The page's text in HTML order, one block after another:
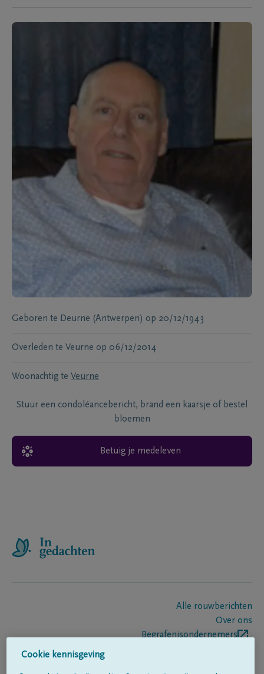
Geboren te Deurne (Antwerpen) op 20/12/1943
Overleden te Veurne op 06/12/2014
Woonachtig te Veurne
Stuur een condoléancebericht, brand een kaarsje of bestel
bloemen
Betuig je medeleven
Alle rouwberichten
Over ons
Begrafenisondernemers
Cookie kennisgeving